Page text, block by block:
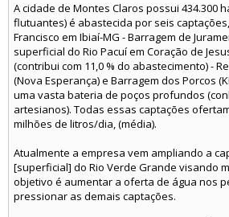
A cidade de Montes Claros possui 434.300
flutuantes) é abastecida por seis
Francisco em Ibiaí-MG - Barragem de
superficial do Rio Pacuí em Coração de Jesus
(contribui com 11,0 % do abastecimento) -
(Nova Esperança) e Barragem dos Porcos
uma vasta bateria de poços profundos
artesianos). Todas essas captações
milhões de litros/dia, (média).
Atualmente a empresa vem ampliando a
[superficial] do Rio Verde Grande visando
objetivo é aumentar a oferta de água nos
pressionar as demais captações.